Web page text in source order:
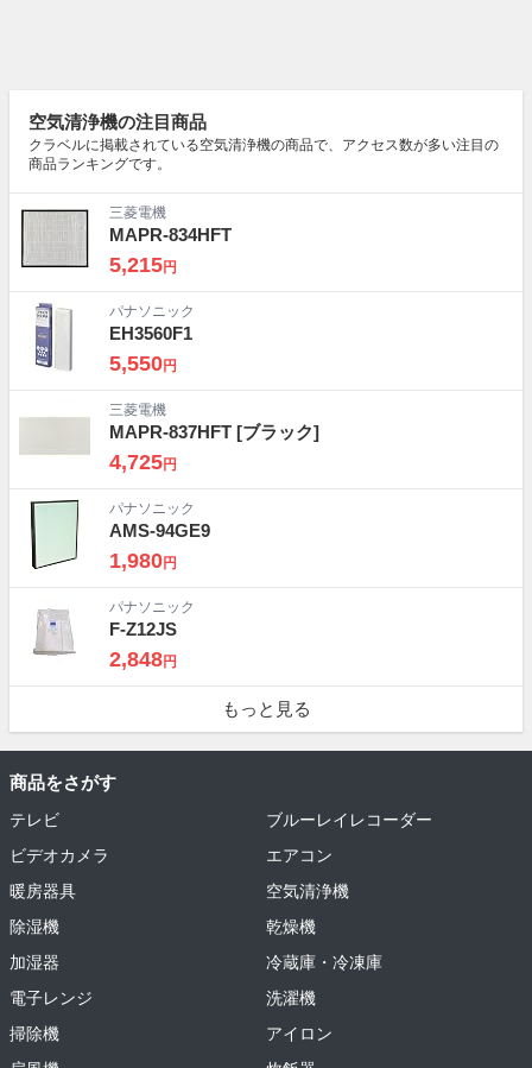
空気清浄機の注目商品
クラベルに掲載されている空気清浄機の商品で、アクセス数が多い注目の
商品ランキングです。
三菱電機
MAPR-834HFT
5,215円
パナソニック
EH3560F1
5,550円
三菱電機
MAPR-837HFT [ブラック]
4,725円
パナソニック
AMS-94GE9
1,980円
パナソニック
F-Z12JS
2,848円
もっと見る
商品をさがす
テレビ
ブルーレイレコーダー
ビデオカメラ
エアコン
暖房器具
空気清浄機
除湿機
乾燥機
加湿器
冷蔵庫・冷凍庫
電子レンジ
洗濯機
掃除機
アイロン